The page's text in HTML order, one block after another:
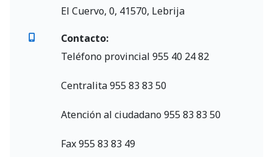
El Cuervo, 0, 41570, Lebrija
Contacto:
Teléfono provincial 955 40 24 82
Centralita 955 83 83 50
Atención al ciudadano 955 83 83 50
Fax 955 83 83 49